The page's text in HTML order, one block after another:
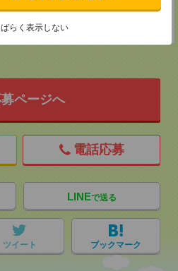
ばらく表示しない
2000円分をプレゼント中★
ページへ
電話応募
LINEで送る
ツイート ブックマーク